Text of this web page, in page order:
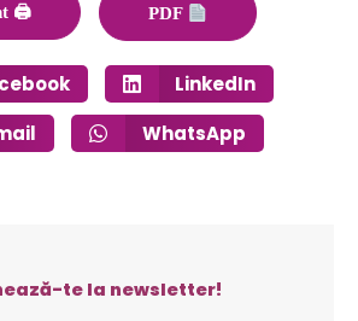
🖨 PDF
LinkedIn
WhatsApp
te la newsletter!